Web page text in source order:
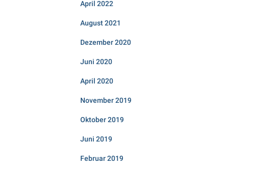
April 2022
August 2021
Dezember 2020
Juni 2020
April 2020
November 2019
Oktober 2019
Juni 2019
Februar 2019